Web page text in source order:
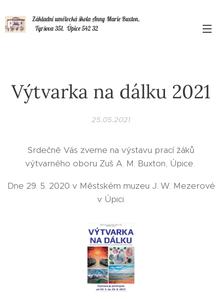
Základní umělecká škola Anny Marie Buxton,
Tyršova 351, Úpice 542 32
Výtvarka na dálku 2021
25.05.2021
Srdečně Vás zveme na výstavu prací žáků
výtvarného oboru Zuš A. M. Buxton, Úpice.
Dne 29. 5. 2020 v Městském muzeu J. W. Mezerové
v Úpici.